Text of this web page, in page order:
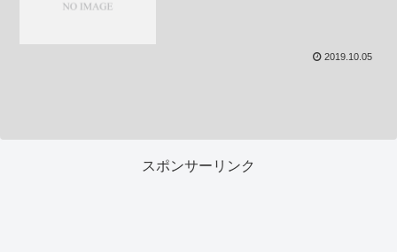
2019.10.05
スポンサーリンク